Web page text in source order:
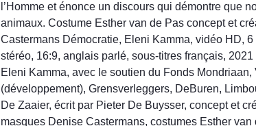
l’Homme et énonce un discours qui démontre que
animaux. Costume Esther van de Pas concept et
Castermans Démocratie, Eleni Kamma, vidéo HD,
stéréo, 16:9, anglais parlé, sous-titres français,
Eleni Kamma, avec le soutien du Fonds Mondriaan,
(développement), Grensverleggers, DeBuren,
De Zaaier, écrit par Pieter De Buysser, concept et
masques Denise Castermans, costumes Esther